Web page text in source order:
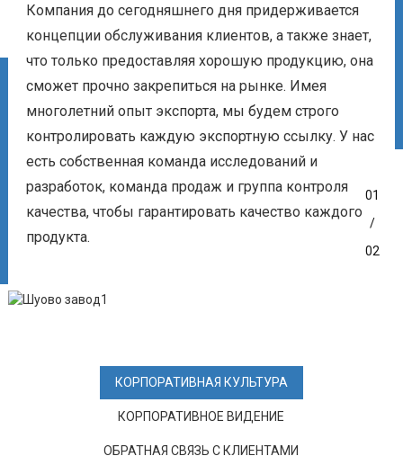
Компания до сегодняшнего дня придерживается
концепции обслуживания клиентов, а также знает,
что только предоставляя хорошую продукцию, она
сможет прочно закрепиться на рынке. Имея
многолетний опыт экспорта, мы будем строго
контролировать каждую экспортную ссылку. У нас
есть собственная команда исследований и
разработок, команда продаж и группа контроля
качества, чтобы гарантировать качество каждого
продукта.
01
/
02
КОРПОРАТИВНАЯ КУЛЬТУРА
КОРПОРАТИВНОЕ ВИДЕНИЕ
ОБРАТНАЯ СВЯЗЬ С КЛИЕНТАМИ